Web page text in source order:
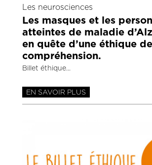
Les neurosciences
Les masques et les
atteintes de maladie
en quête d’une éthique
compréhension.
Billet éthique
EN SAVOIR PLUS